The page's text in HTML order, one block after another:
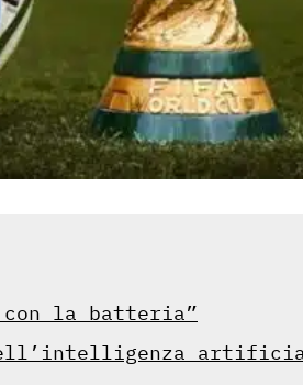
la batteria”